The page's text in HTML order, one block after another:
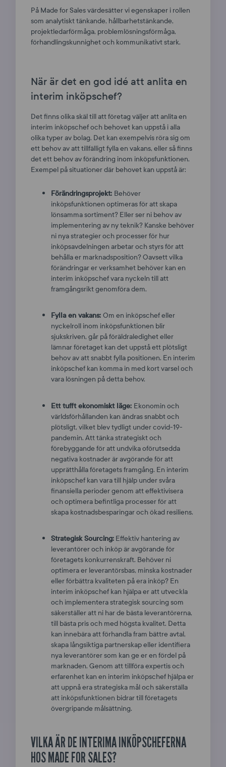
På Made for Sales värdesätter vi egenskaper i rollen
som analytiskt tänkande, hållbarhetstänkande,
projektledarförmåga, problemlösningsförmåga,
förhandlingskunnighet och kommunikativt stark.
När är det en god idé att anlita en
interim inköpschef?
Det finns olika skäl till att företag väljer att anlita en
interim inköpschef och behovet kan uppstå i alla
olika typer av bolag. Det kan exempelvis röra sig om
ett behov av att tillfälligt fylla en vakans, eller så finns
det ett behov av förändring inom inköpsfunktionen.
Exempel på situationer där behovet kan uppstå är:
Förändringsprojekt: Behöver
inköpsfunktionen optimeras för att skapa
lönsamma sortiment? Eller ser ni behov av
implementering av ny teknik? Kanske behöver
ni nya strategier och processer för hur
inköpsavdelningen arbetar och styrs för att
behålla er marknadsposition? Oavsett vilka
förändringar er verksamhet behöver kan en
interim inköpschef vara nyckeln till att
framgångsrikt genomföra dem.
Fylla en vakans: Om en inköpschef eller
nyckelroll inom inköpsfunktionen blir
sjukskriven, går på föräldraledighet eller
lämnar företaget kan det uppstå ett plötsligt
behov av att snabbt fylla positionen. En interim
inköpschef kan komma in med kort varsel och
vara lösningen på detta behov.
Ett tufft ekonomiskt läge: Ekonomin och
världsförhållanden kan ändras snabbt och
plötsligt, vilket blev tydligt under covid-19-
pandemin. Att tänka strategiskt och
förebyggande för att undvika oförutsedda
negativa kostnader är avgörande för att
upprätthålla företagets framgång. En interim
inköpschef kan vara till hjälp under svåra
finansiella perioder genom att effektivisera
och optimera befintliga processer för att
skapa kostnadsbesparingar och ökad resiliens.
Strategisk Sourcing: Effektiv hantering av
leverantörer och inköp är avgörande för
företagets konkurrenskraft. Behöver ni
optimera er leverantörsbas, minska kostnader
eller förbättra kvaliteten på era inköp? En
interim inköpschef kan hjälpa er att utveckla
och implementera strategisk sourcing som
säkerställer att ni har de bästa leverantörerna,
till bästa pris och med högsta kvalitet. Detta
kan innebära att förhandla fram bättre avtal,
skapa långsiktiga partnerskap eller identifiera
nya leverantörer som kan ge er en fördel på
marknaden. Genom att tillföra expertis och
erfarenhet kan en interim inköpschef hjälpa er
att uppnå era strategiska mål och säkerställa
att inköpsfunktionen bidrar till företagets
övergripande målsättning.
VILKA ÄR DE INTERIMA INKÖPSCHEFERNA
HOS MADE FOR SALES?